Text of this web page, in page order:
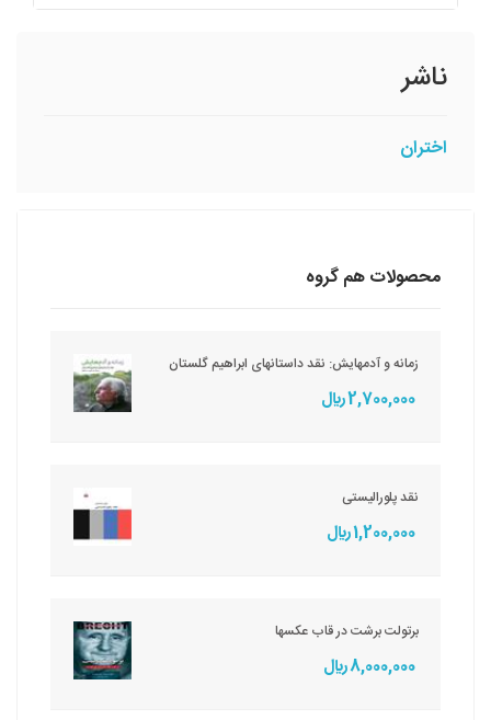
ناشر
اختران
محصولات هم گروه
زمانه و آدمهایش: نقد داستانهای ابراهیم گلستان
2,700,000 ريال
نقد پلورالیستی
1,200,000 ريال
برتولت برشت در قاب عکسها
8,000,000 ريال